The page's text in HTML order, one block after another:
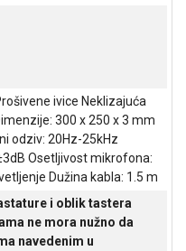
ivice Neklizajuća
300 x 250 x 3 mm
odziv: 20Hz-25kHz
Osetljivost mikrofona:
Dužina kabla: 1.5 m
i oblik tastera
ne mora nužno da
navedenim u